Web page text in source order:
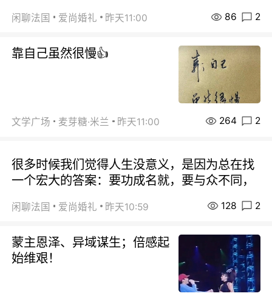
闲聊法国 爱尚婚礼 昨天11:00 86 2
靠自己虽然很慢👍
文学广场 麦芽糖·米兰 昨天11:00 264 2
很多时候我们觉得人生没意义，是因为总在找
一个宏大的答案：要功成名就，要与众不同，
闲聊法国 爱尚婚礼 昨天10:59 128 2
蒙主恩泽、异域谋生；倍感起
始维艰！